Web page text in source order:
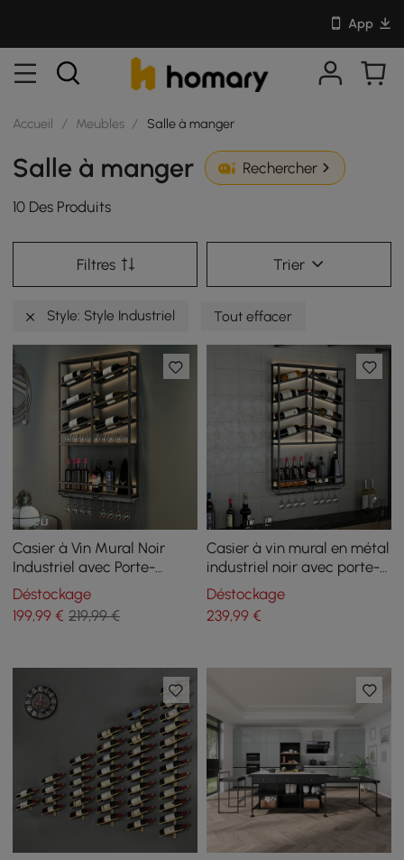
App
Accueil / Meubles / Salle à manger
Salle à manger Rechercher
10 Des Produits
Filtres Trier
Style: Style Industriel Tout effacer
Casier à Vin Mural Noir
Industriel avec Porte-
bouteilles
Déstockage
199,99 € 219,99 €
Casier à vin mural en métal
industriel noir avec porte-
verre et porte-bouteilles
Déstockage
239,99€